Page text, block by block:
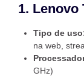
1. Lenovo
Tipo de
na web,
GHz)